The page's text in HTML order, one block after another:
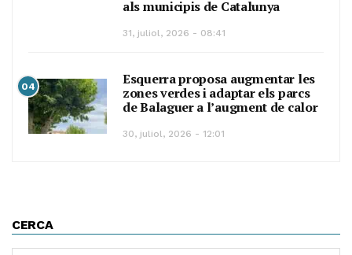
als municipis de Catalunya
31, juliol, 2026 - 08:41
04
Esquerra proposa augmentar les
zones verdes i adaptar els parcs
de Balaguer a l’augment de calor
30, juliol, 2026 - 12:01
CERCA